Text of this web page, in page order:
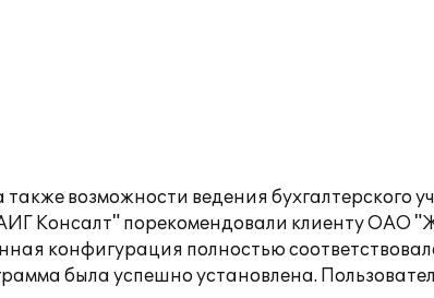
возможности ведения бухгалтерского
Консалт" порекомендовали клиенту ОАО
конфигурация полностью
была успешно установлена.